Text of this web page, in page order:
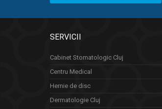
SERVICII
Cabinet Stomatologic Cluj
Centru Medical
Hernie de disc
Dermatologie Cluj